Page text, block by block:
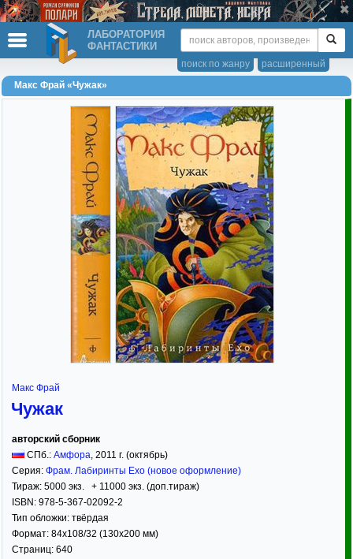
ЛАБОРАТОРИЯ
ФАНТАСТИКИ
расширенный
поиск по жанру
Макс Фрай «Чужак»
Макс Фрай
Чужак
авторский сборник
СПб.: Амфора, 2011 г. (октябрь)
Серия: Фрам. Лабиринты Ехо (новое оформление)
Тираж: 5000 экз. + 11000 экз. (доп.тираж)
ISBN: 978-5-367-02092-2
Тип обложки: твёрдая
Формат: 84x108/32 (130x200 мм)
Страниц: 640